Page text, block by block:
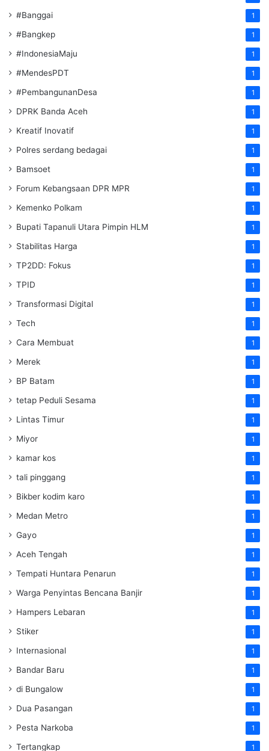
#Banggai 1
#Bangkep 1
#IndonesiaMaju 1
#MendesPDT 1
#PembangunanDesa 1
DPRK Banda Aceh 1
Kreatif Inovatif 1
Polres serdang bedagai 1
Bamsoet 1
Forum Kebangsaan DPR MPR 1
Kemenko Polkam 1
‎Bupati Tapanuli Utara Pimpin HLM 1
Stabilitas Harga 1
TP2DD: Fokus 1
TPID 1
Transformasi Digital 1
Tech 1
Cara Membuat 1
Merek 1
BP Batam 1
tetap Peduli Sesama 1
Lintas Timur 1
Miyor 1
kamar kos 1
tali pinggang 1
Bikber kodim karo 1
Medan Metro 1
Gayo 1
Aceh Tengah 1
Tempati Huntara Penarun 1
Warga Penyintas Bencana Banjir 1
Hampers Lebaran 1
Stiker 1
Internasional 1
Bandar Baru 1
di Bungalow 1
Dua Pasangan 1
Pesta Narkoba 1
Tertangkap 1